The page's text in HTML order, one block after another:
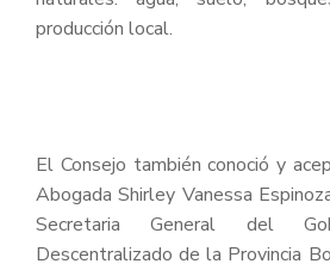
producción local.
El Consejo también conoció y
Abogada Shirley Vanessa
Secretaria General del
Descentralizado de la Provincia